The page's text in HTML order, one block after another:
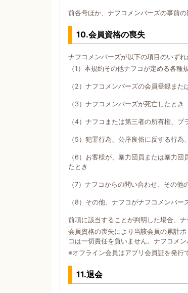
前各号ほか、ナフコメンバーズの事前
10.会員資格の喪失
ナフコメンバーズが以下の項目のいず
（1）本規約その他ナフコが定める各種
（2）ナフコメンバーズの会員登録ま
（3）ナフコメンバーズが死亡したとき
（4）ナフコまたは第三者の所有権、
（5）犯罪行為、公序良俗に反する行
（6）お客様が、暴力団員または暴力
たとき
（7）ナフコからの問い合わせ、その
（8）その他、ナフコがナフコメンバ
前項に該当することが判明した場合、
会員資格の喪失により当該会員の累計
コは一切責任を負いません。ナフコメ
※オフライン会員はアプリ会員証を発行
11.退会